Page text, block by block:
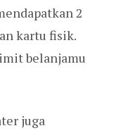
2
kartu fisik.
belanjamu
juga